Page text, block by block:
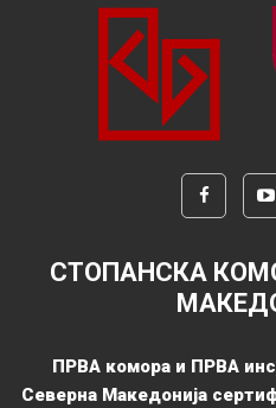
СТОПАНСКА
ПРВА комора и ПРВА
Северна Македонија